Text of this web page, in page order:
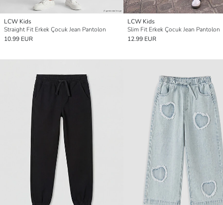
LCW Kids
Straight Fit Erkek Çocuk Jean Pantolon
10.99 EUR
LCW Kids
Slim Fit Erkek Çocuk Jean Pantolon
12.99 EUR